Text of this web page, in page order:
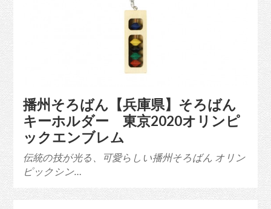
播州そろばん【兵庫県】そろばん
キーホルダー 東京2020オリンピ
ックエンブレム
伝統の技が光る、可愛らしい播州そろばん オリン
ピックシン…